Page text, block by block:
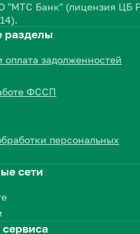
"МТС Банк" (лицензия ЦБ
разделы
оплата задолженностей
ФССП
персональных
сети